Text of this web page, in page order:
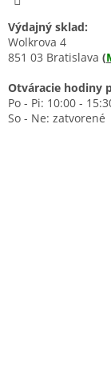
Výdajný sklad:
Wolkrova 4
851 03 Bratislava (
Otváracie hodiny
Po - Pi: 10:00 -
So - Ne: zatvorené